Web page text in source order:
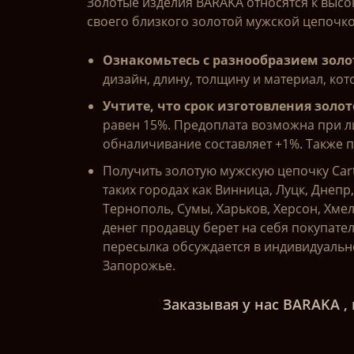
своего близкого золотой мужской
Ознакомьтесь с разнообразием
дизайн, длину, толщину и материал,
Учтите, что срок изготовления
равен 15%. Предоплата возможна при
обналичивание составляет +1%.
Получить золотую мужскую цепочку
таких городах как Винница, Луцк,
Тернополь, Сумы, Харьков, Херсон,
денег продавцу берет на себя
пересылка обсуждается в
Запорожье.
Заказывая у нас